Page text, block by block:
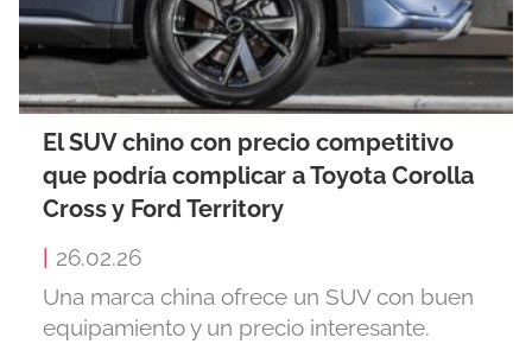
El SUV chino con precio competitivo
que podría complicar a Toyota Corolla
Cross y Ford Territory
26.02.26
Una marca china ofrece un SUV con buen
equipamiento y un precio interesante.